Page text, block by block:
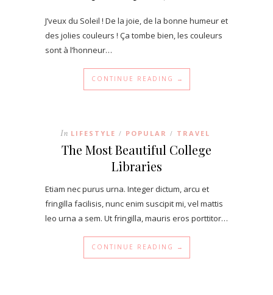
J’veux du Soleil ! De la joie, de la bonne humeur et
des jolies couleurs ! Ça tombe bien, les couleurs
sont à l’honneur…
CONTINUE READING →
In LIFESTYLE / POPULAR / TRAVEL
The Most Beautiful College
Libraries
Etiam nec purus urna. Integer dictum, arcu et
fringilla facilisis, nunc enim suscipit mi, vel mattis
leo urna a sem. Ut fringilla, mauris eros porttitor…
CONTINUE READING →